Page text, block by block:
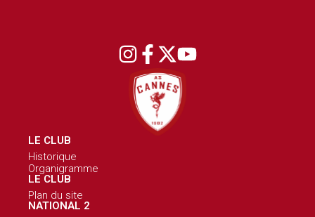
LE CLUB
Historique
Organigramme
LE CLUB
Plan du site
NATIONAL 2